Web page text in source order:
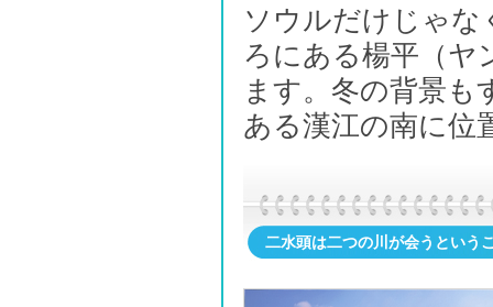
ソウルだけじゃな
ろにある楊平（ヤ
ます。冬の背景も
ある漢江の南に位
二水頭は二つの川が会うという